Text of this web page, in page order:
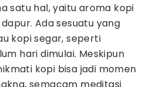
satu hal, yaitu aroma kopi
Ada sesuatu yang
kopi segar, seperti
hari dimulai. Meskipun
kopi bisa jadi momen